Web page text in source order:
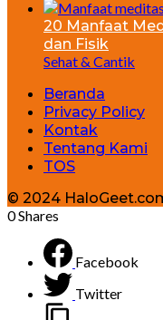
20 Manfaat
dan Fisik
Sehat & Cantik
Beranda
Privacy Policy
Kontak
Tentang Kami
TOS
© 2024
0Shares
Facebook
Twitter